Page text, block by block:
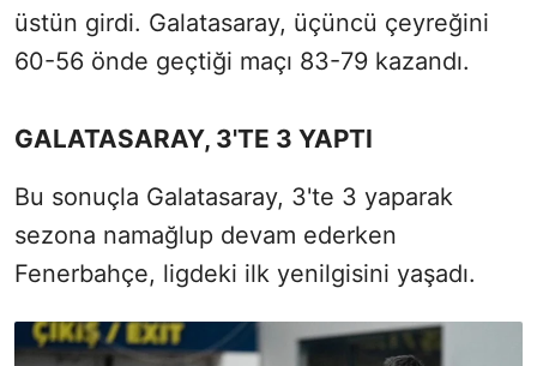
üstün girdi. Galatasaray, üçüncü çeyreğini
60-56 önde geçtiği maçı 83-79 kazandı.
GALATASARAY, 3'TE 3 YAPTI
Bu sonuçla Galatasaray, 3'te 3 yaparak
sezona namağlup devam ederken
Fenerbahçe, ligdeki ilk yenilgisini yaşadı.